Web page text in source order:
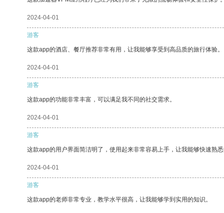
2024-04-01
游客
这款app的酒店、餐厅推荐非常有用，让我能够享受到高品质的旅行体验。
2024-04-01
游客
这款app的功能非常丰富，可以满足我不同的社交需求。
2024-04-01
游客
这款app的用户界面简洁明了，使用起来非常容易上手，让我能够快速熟
2024-04-01
游客
这款app的老师非常专业，教学水平很高，让我能够学到实用的知识。